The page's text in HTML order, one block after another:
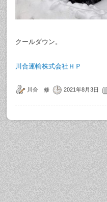
クールダウン。
川合運輸株式会社ＨＰ
川合 修 2021年8月3日